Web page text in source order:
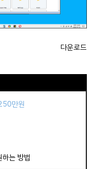
다운로드
만원
는 방법